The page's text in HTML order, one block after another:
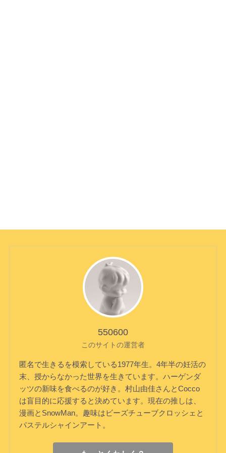
550600
このサイトの運営者
匿名で生きるを模索している1977年生。4年半の妊活の
末、授からなかった世界を生きています。ハーゲンダ
ッツの新味を食べるのが好き。村山由佳さんとCocco
は盲目的に応援すると決めています。現在の推しは、
漫画とSnowMan。趣味はビーズチューブクロッシェと
パステルシャインアート。